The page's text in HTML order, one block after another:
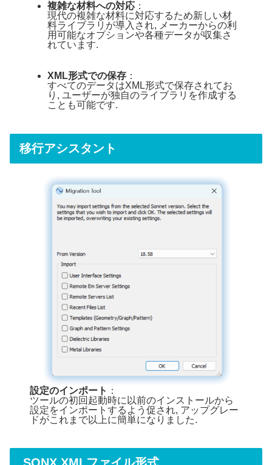
複雑な材料への対応 ：
現代の複雑な材料に対応するため新しい材
料ライブラリが導入され, メーカーからの利
用可能なオプションや各種データが収集さ
れています.
XML形式での保存 ：
すべてのデータはXML形式で保存されてお
り, ユーザーが独自のライブラリを作成する
ことも可能です.
移行アシスタント
設定のインポート ：
ツールの初回起動時に以前のインストールから
設定をインポートするよう促され, アップグレー
ドがこれまで以上に簡単になりました.